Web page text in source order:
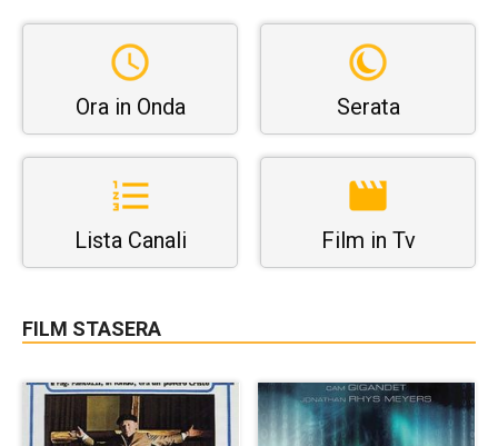
Ora in Onda Serata
Lista Canali Film in Tv
FILM STASERA